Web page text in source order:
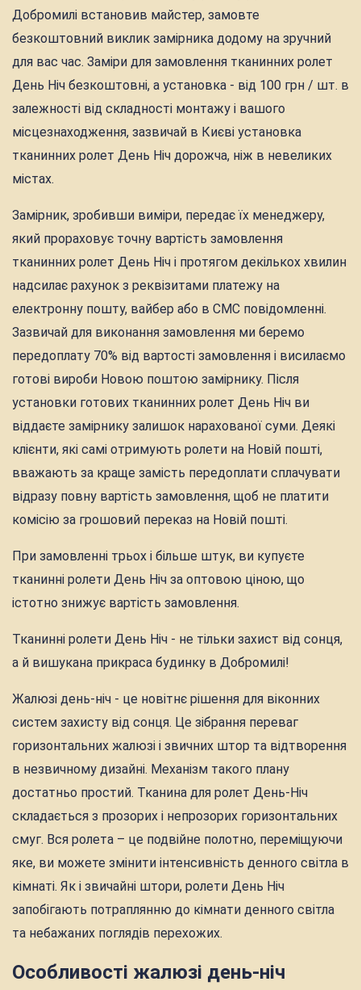
Добромилі встановив майстер, замовте
безкоштовний виклик замірника додому на зручний
для вас час. Заміри для замовлення тканинних ролет
День Ніч безкоштовні, а установка - від 100 грн / шт. в
залежності від складності монтажу і вашого
місцезнаходження, зазвичай в Києві установка
тканинних ролет День Ніч дорожча, ніж в невеликих
містах.
Замірник, зробивши виміри, передає їх менеджеру,
який прораховує точну вартість замовлення
тканинних ролет День Ніч і протягом декількох хвилин
надсилає рахунок з реквізитами платежу на
електронну пошту, вайбер або в СМС повідомленні.
Зазвичай для виконання замовлення ми беремо
передоплату 70% від вартості замовлення і висилаємо
готові вироби Новою поштою замірнику. Після
установки готових тканинних ролет День Ніч ви
віддаєте замірнику залишок нарахованої суми. Деякі
клієнти, які самі отримують ролети на Новій пошті,
вважають за краще замість передоплати сплачувати
відразу повну вартість замовлення, щоб не платити
комісію за грошовий переказ на Новій пошті.
При замовленні трьох і більше штук, ви купуєте
тканинні ролети День Ніч за оптовою ціною, що
істотно знижує вартість замовлення.
Тканинні ролети День Ніч - не тільки захист від сонця,
а й вишукана прикраса будинку в Добромилі!
Жалюзі день-ніч - це новітнє рішення для віконних
систем захисту від сонця. Це зібрання переваг
горизонтальних жалюзі і звичних штор та відтворення
в незвичному дизайні. Механізм такого плану
достатньо простий. Тканина для ролет День-Ніч
складається з прозорих і непрозорих горизонтальних
смуг. Вся ролета – це подвійне полотно, переміщуючи
яке, ви можете змінити інтенсивність денного світла в
кімнаті. Як і звичайні штори, ролети День Ніч
запобігають потраплянню до кімнати денного світла
та небажаних поглядів перехожих.
Особливості жалюзі день-ніч